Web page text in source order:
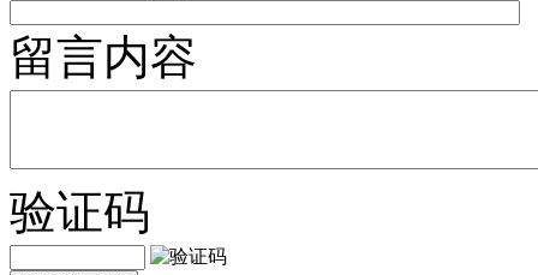
留言内容
验证码